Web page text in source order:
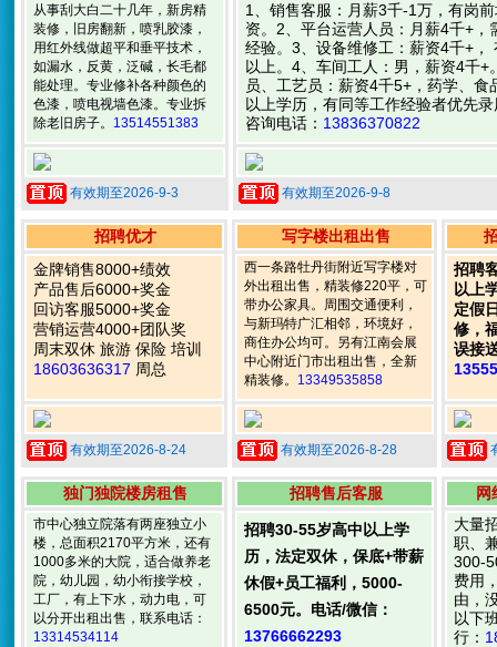
从事刮大白二十几年，新房精
装修，旧房翻新，喷乳胶漆，
用红外线做超平和垂平技术，
如漏水，反黄，泛碱，长毛都
能处理。专业修补各种颜色的
色漆，喷电视墙色漆。专业拆
除老旧房子。 13514551383
有效期至2026-9-3
1、销售客服：月薪3千-1万，有岗
资。2、平台运营人员：月薪4千+，
经验。3、设备维修工：薪资4千+，
以上。4、车间工人：男，薪资4千+
员、工艺员：薪资4千5+，药学、食
以上学历，有同等工作经验者优先
咨询电话： 13836370822
有效期至2026-9-8
招聘优才
金牌销售8000+绩效
产品售后6000+奖金
回访客服5000+奖金
营销运营4000+团队奖
周末双休 旅游 保险 培训
18603636317 周总
有效期至2026-8-24
写字楼出租出售
西一条路牡丹街附近写字楼对
外出租出售，精装修220平，可
带办公家具。周围交通便利，
与新玛特广汇相邻，环境好，
商住办公均可。另有江南会展
中心附近门市出租出售，全新
精装修。 13349535858
有效期至2026-8-28
招聘
以上
定假
修，
误接
独门独院楼房租售
市中心独立院落有两座独立小
楼，总面积2170平方米，还有
1000多米的大院，适合做养老
院，幼儿园，幼小衔接学校，
工厂，有上下水，动力电，可
以分开出租出售，联系电话：
13314534114
招聘售后客服
招聘30-55岁高中以上学
历，法定双休，保底+带薪
休假+员工福利，5000-
6500元。电话/微信：
13766662293
网
大量
职、
300-
费用
由，
以下
行：